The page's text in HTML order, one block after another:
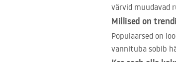
värvid muudavad
Millised on
Populaarsed on
vannituba sobib